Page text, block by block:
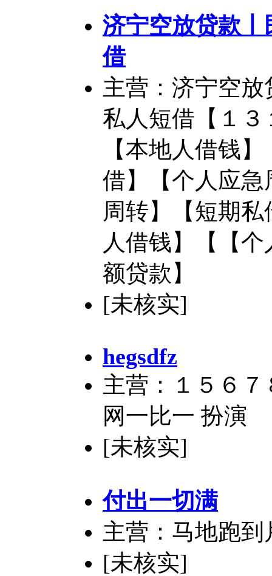
济宁空放贷款
借
主营：济宁空
私人短借【１
【本地人借钱
借】【个人应
周转】【短期
人借钱】【【
额贷款】
[未核实]
hegsdfz
主营：１５６
网一比一 扮演
[未核实]
付出一切满
主营：马地跑到
[未核实]